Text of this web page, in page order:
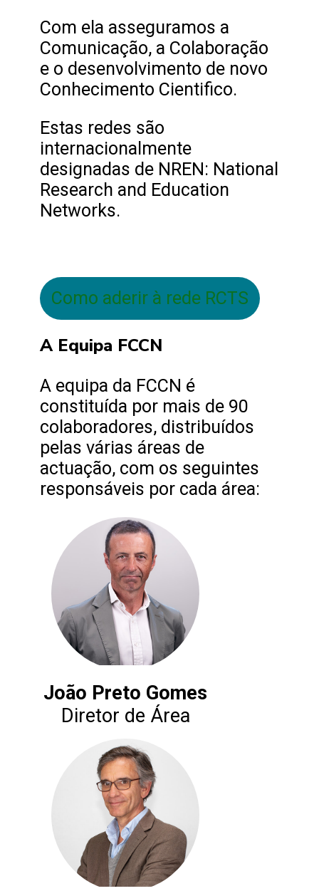
Com ela asseguramos a
Comunicação, a Colaboração
e o desenvolvimento de novo
Conhecimento Cientifico.
Estas redes são
internacionalmente
designadas de NREN: National
Research and Education
Networks.
Como aderir à rede RCTS
A Equipa FCCN
A equipa da FCCN é
constituída por mais de 90
colaboradores, distribuídos
pelas várias áreas de
actuação, com os seguintes
responsáveis por cada área:
João Preto Gomes
Diretor de Área